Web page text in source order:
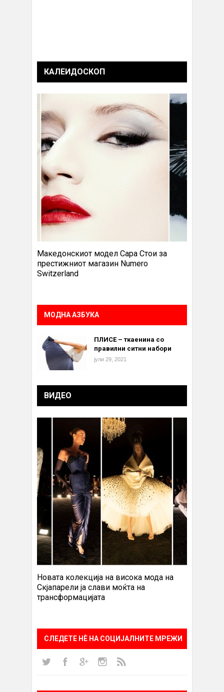
КАЛЕИДОСКОП
Македонскиот модел Сара Стои за
престижниот магазин Numero
Switzerland
МОДНА АЗБУКА
ПЛИСЕ – ткаенина со
правилни ситни набори
јули 29, 2021
ВИДЕО
Новата колекција на висока мода на
Скјапарели ја слави моќта на
трансформацијата
СЛЕДЕТЕ НÈ НА СОЦИЈАЛНИТЕ МРЕЖИ